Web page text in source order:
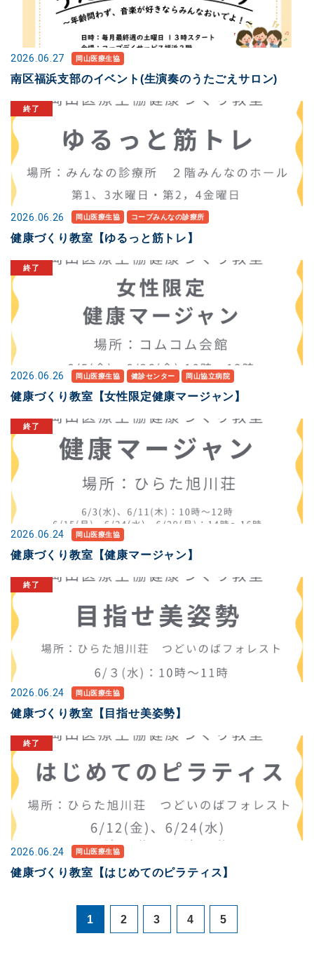
2026.06.27 岡山医療生協
南区福浜支部のイベント(生演奏のうたごえサロン)
2026.06.26 岡山医療生協 コープみんなの診療所
健康づくり教室【ゆるっと筋トレ】
2026.06.26 岡山医療生協 健診センター 岡山協立病院
健康づくり教室【女性限定健康マージャン】
2026.06.24 岡山医療生協
健康づくり教室【健康マージャン】
2026.06.24 岡山医療生協
健康づくり教室【目指せ美姿勢】
2026.06.24 岡山医療生協
健康づくり教室【はじめてのピラティス】
1 2 3 4 5